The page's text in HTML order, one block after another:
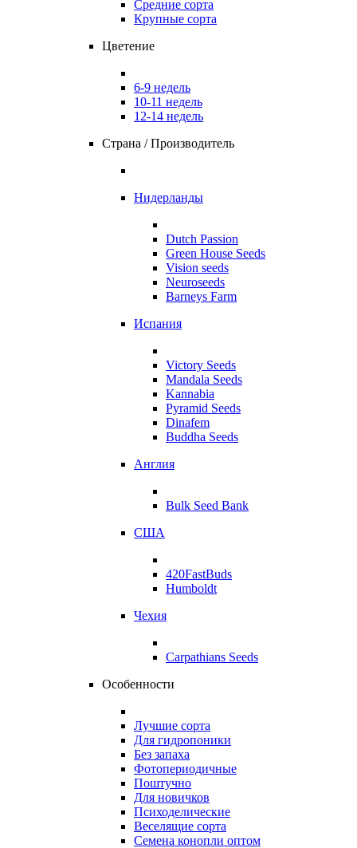
Средние сорта
Крупные сорта
Цветение
6-9 недель
10-11 недель
12-14 недель
Страна / Производитель
Нидерланды
Dutch Passion
Green House Seeds
Vision seeds
Neuroseeds
Barneys Farm
Испания
Victory Seeds
Mandala Seeds
Kannabia
Pyramid Seeds
Dinafem
Buddha Seeds
Англия
Bulk Seed Bank
США
420FastBuds
Humboldt
Чехия
Carpathians Seeds
Особенности
Лучшие сорта
Для гидропоники
Без запаха
Фотопериодичные
Поштучно
Для новичков
Психоделические
Веселящие сорта
Семена конопли оптом